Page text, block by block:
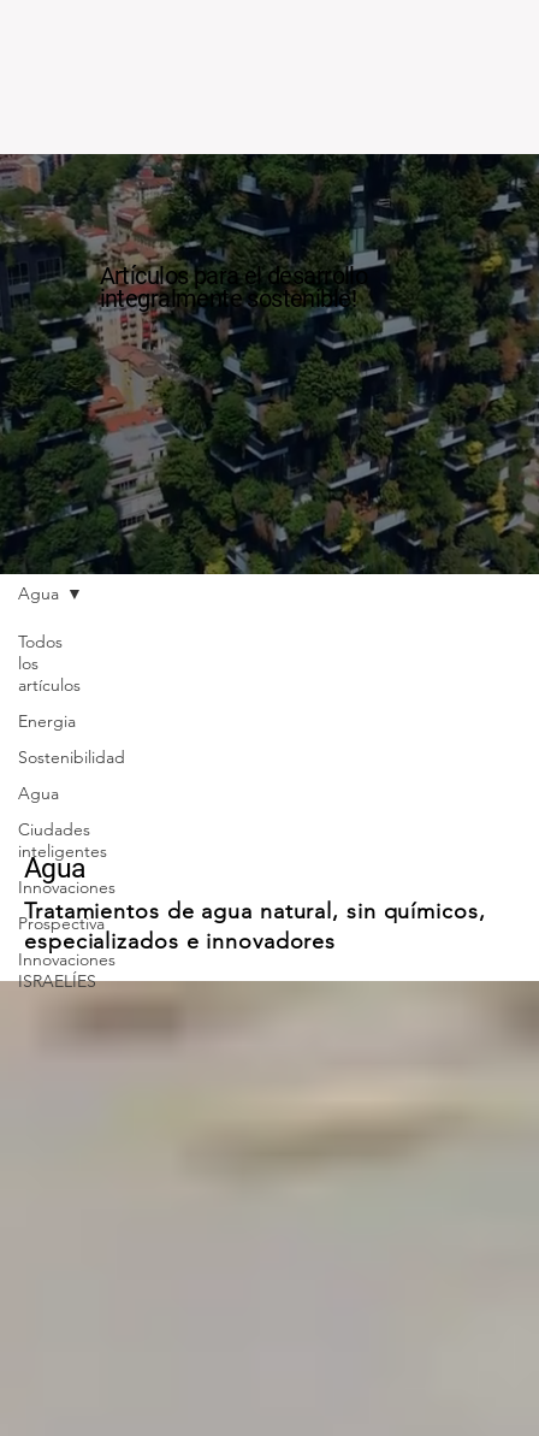
Artículos para el desarrollo
integralmente sostenible!
Todos
los
artículos
Energia
Sostenibilidad
Agua
Ciudades
inteligentes
Innovaciones
Prospectiva
Innovaciones
ISRAELÍES
Agua
Agua
Tratamientos de agua natural, sin químicos,
especializados e innovadores